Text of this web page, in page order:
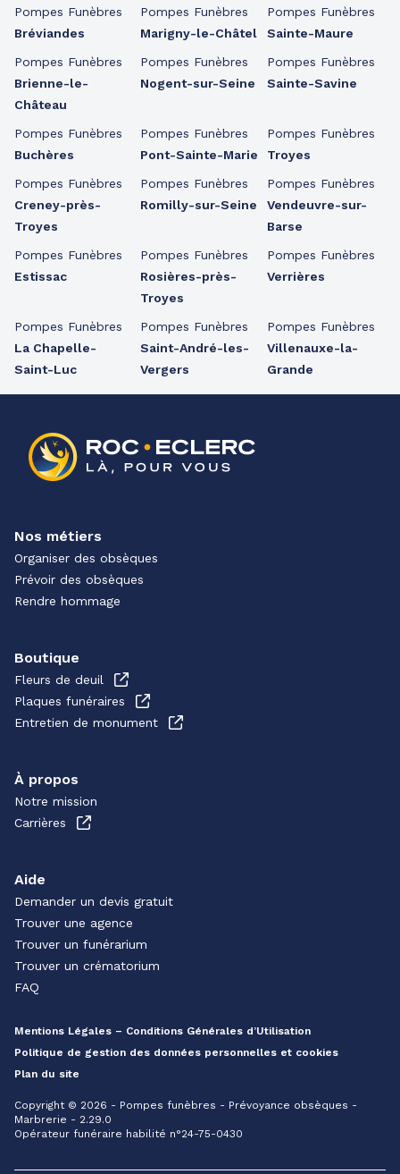
Pompes Funèbres
Bréviandes
Pompes Funèbres
Brienne-le-
Château
Pompes Funèbres
Buchères
Pompes Funèbres
Creney-près-
Troyes
Pompes Funèbres
Estissac
Pompes Funèbres
La Chapelle-
Saint-Luc
Pompes Funèbres
Marigny-le-Châtel
Pompes Funèbres
Nogent-sur-Seine
Pompes Funèbres
Pont-Sainte-Marie
Pompes Funèbres
Romilly-sur-Seine
Pompes Funèbres
Rosières-près-
Troyes
Pompes Funèbres
Saint-André-les-
Vergers
Pompes Funèbres
Sainte-Maure
Pompes Funèbres
Sainte-Savine
Pompes Funèbres
Troyes
Pompes Funèbres
Vendeuvre-sur-
Barse
Pompes Funèbres
Verrières
Pompes Funèbres
Villenauxe-la-
Grande
Nos métiers
Organiser des obsèques
Prévoir des obsèques
Rendre hommage
Boutique
Fleurs de deuil
Plaques funéraires
Entretien de monument
À propos
Notre mission
Carrières
Aide
Demander un devis gratuit
Trouver une agence
Trouver un funérarium
Trouver un crématorium
FAQ
Mentions Légales – Conditions Générales d’Utilisation
Politique de gestion des données personnelles et cookies
Plan du site
Copyright © 2026 - Pompes funèbres - Prévoyance obsèques -
Marbrerie - 2.29.0
Opérateur funéraire habilité n°24-75-0430